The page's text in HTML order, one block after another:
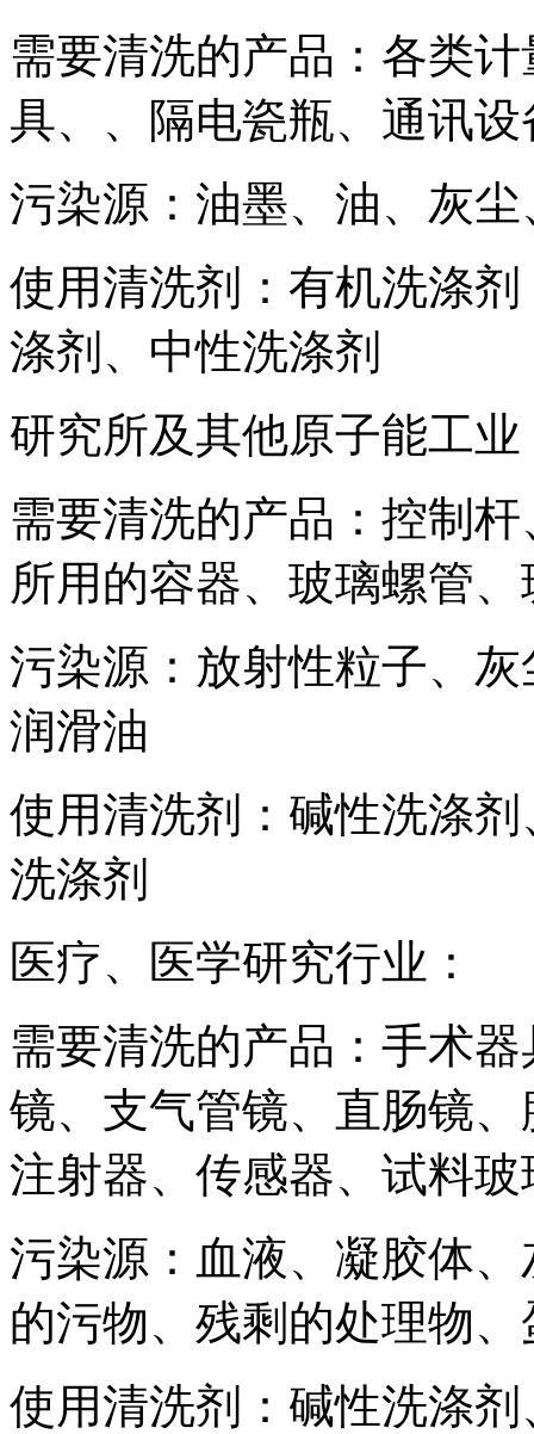
需要清洗的产品：各类
具、、隔电瓷瓶、通讯
污染源：油墨、油、灰
使用清洗剂：有机洗涤
涤剂、中性洗涤剂
研究所及其他原子能工业
需要清洗的产品：控制
所用的容器、玻璃螺管
污染源：放射性粒子、
润滑油
使用清洗剂：碱性洗涤
洗涤剂
医疗、医学研究行业：
需要清洗的产品：手术
镜、支气管镜、直肠镜
注射器、传感器、试料玻
污染源：血液、凝胶体
的污物、残剩的处理物、
使用清洗剂：碱性洗涤